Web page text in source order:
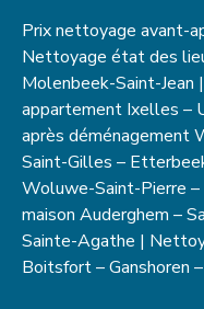
Prix nettoyage avant-
Nettoyage état des
Molenbeek-Saint-Jean
appartement Ixelles –
après déménagement
Saint-Gilles –
Woluwe-Saint-Pierre
maison Auderghem –
Sainte-Agathe |
Boitsfort – Ganshoren